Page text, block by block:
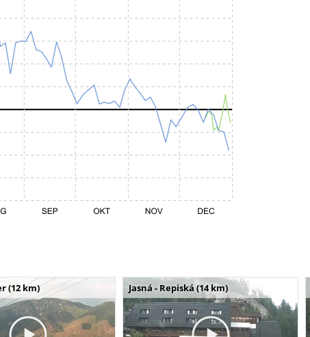
(12 km) Jasná - Repiská (14 km)